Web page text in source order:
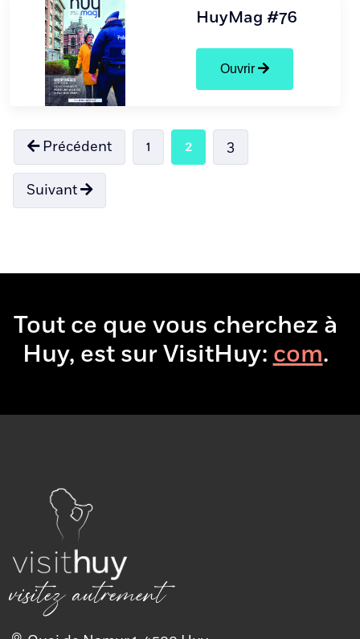
HuyMag #76
Ouvrir
Précédent 1 2 3
Suivant
Tout ce que vous cherchez à
Huy, est sur VisitHuy:.
visitez autrement